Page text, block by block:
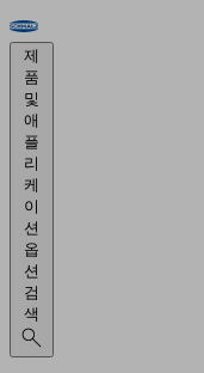
제
품
및
애
플
리
케
이
션
옵
션
검
색